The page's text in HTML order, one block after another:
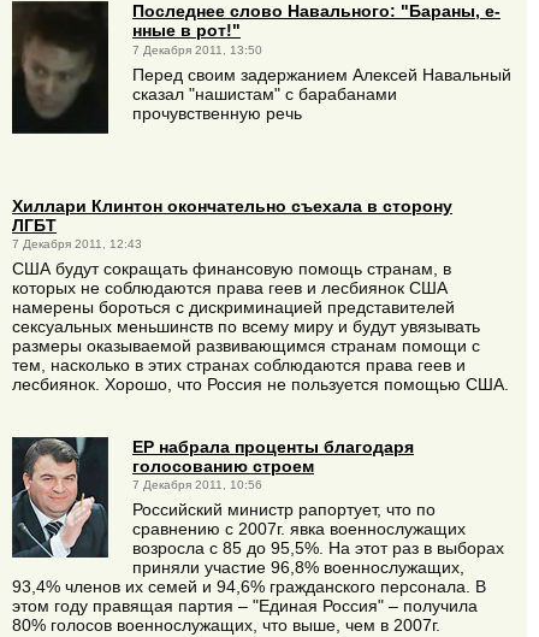
Последнее слово Навального: "Бараны, е-
нные в рот!"
7 Декабря 2011, 13:50
Перед своим задержанием Алексей Навальный
сказал "нашистам" с барабанами
прочувственную речь
Хиллари Клинтон окончательно съехала в сторону
ЛГБТ
7 Декабря 2011, 12:43
США будут сокращать финансовую помощь странам, в
которых не соблюдаются права геев и лесбиянок США
намерены бороться с дискриминацией представителей
сексуальных меньшинств по всему миру и будут увязывать
размеры оказываемой развивающимся странам помощи с
тем, насколько в этих странах соблюдаются права геев и
лесбиянок. Хорошо, что Россия не пользуется помощью США.
ЕР набрала проценты благодаря
голосованию строем
7 Декабря 2011, 10:56
Российский министр рапортует, что по
сравнению с 2007г. явка военнослужащих
возросла с 85 до 95,5%. На этот раз в выборах
приняли участие 96,8% военнослужащих,
93,4% членов их семей и 94,6% гражданского персонала. В
этом году правящая партия – "Единая Россия" – получила
80% голосов военнослужащих, что выше, чем в 2007г.